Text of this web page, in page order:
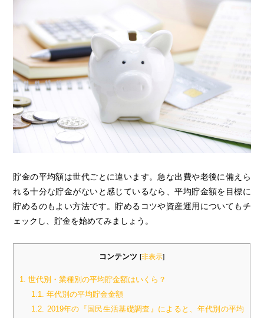
貯金の平均額は世代ごとに違います。急な出費や老後に備えら
れる十分な貯金がないと感じているなら、平均貯金額を目標に
貯めるのもよい方法です。貯めるコツや資産運用についてもチ
ェックし、貯金を始めてみましょう。
コンテンツ [非表示]
1.
世代別・業種別の平均貯金額はいくら？
1.1.
年代別の平均貯金金額
1.2.
2019年の『国民生活基礎調査』によると、年代別の平均